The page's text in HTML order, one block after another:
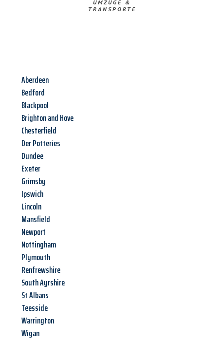
UMZÜGE &
TRANSPORTE
Aberdeen
Bedford
Blackpool
Brighton and Hove
Chesterfield
Der Potteries
Dundee
Exeter
Grimsby
Ipswich
Lincoln
Mansfield
Newport
Nottingham
Plymouth
Renfrewshire
South Ayrshire
St Albans
Teesside
Warrington
Wigan